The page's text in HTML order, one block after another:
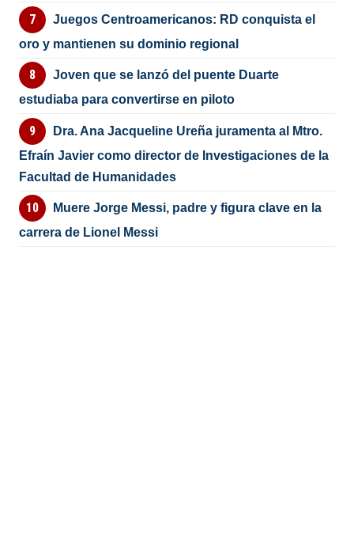
Juegos Centroamericanos: RD conquista el
oro y mantienen su dominio regional
Joven que se lanzó del puente Duarte
estudiaba para convertirse en piloto
Dra. Ana Jacqueline Ureña juramenta al Mtro.
Efraín Javier como director de Investigaciones de la
Facultad de Humanidades
Muere Jorge Messi, padre y figura clave en la
carrera de Lionel Messi